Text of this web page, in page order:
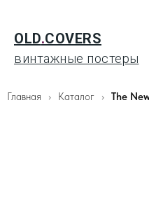
OLD.COVERS
винтажные постеры
Главная Каталог The